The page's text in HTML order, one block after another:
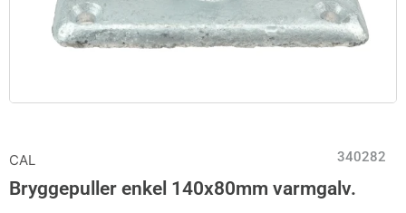
CAL 340282
Bryggepuller enkel 140x80mm varmgalv.